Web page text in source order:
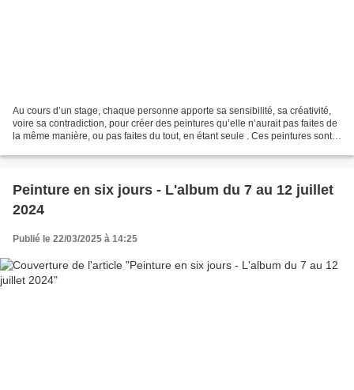
Au cours d’un stage, chaque personne apporte sa sensibilité, sa créativité,
voire sa contradiction, pour créer des peintures qu’elle n’aurait pas faites de
la même manière, ou pas faites du tout, en étant seule . Ces peintures sont à
Peinture en six jours - L'album du 7 au 12 juillet
2024
Publié le 22/03/2025 à 14:25